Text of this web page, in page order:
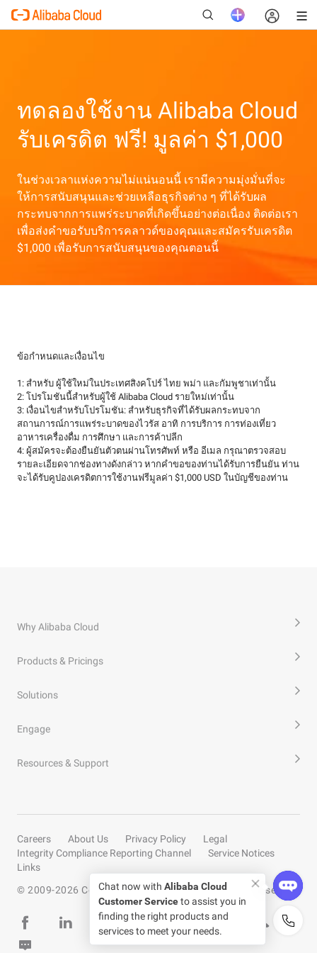
ทดลองใช้งาน Alibaba Cloud
รับเครดิต ฟรี! มูลค่า $1,000
ในช่วงเวลาแห่งความไม่แน่นอนนี้ เรามีความมุ่งมั่นที่จะ
ให้การสนับสนุนและช่วยเหลือธุรกิจต่าง ๆ ที่ได้รับผล
กระทบจากการแพร่ระบาดที่เกิดขึ้นอย่างต่อเนื่อง ติดต่อเรา
เพื่อส่งคำขอรับบริการคลาวด์ของคุณและสมัครรับเครดิต
$1,000 เพื่อรับการสนับสนุนของคุณตอนนี้
ข้อกำหนดและเงื่อนไข
1: สำหรับ ผู้ใช้ใหม่ในประเทศสิงคโปร์ ไทย พม่า และกัมพูชาเท่านั้น
2: โปรโมชันนี้สำหรับผู้ใช้ Alibaba Cloud รายใหม่เท่านั้น
3: เงื่อนไขสำหรับโปรโมชัน: สำหรับธุรกิจที่ได้รับผลกระทบจาก
สถานการณ์การแพร่ระบาดของไวรัส อาทิ การบริการ การท่องเที่ยว
อาหารเครื่องดื่ม การศึกษา และการค้าปลีก
4: ผู้สมัครจะต้องยืนยันตัวตนผ่านโทรศัพท์ หรือ อีเมล กรุณาตรวจสอบ
รายละเอียดจากช่องทางดังกล่าว หากคำขอของท่านได้รับการยืนยัน ท่าน
จะได้รับคูปองเครดิตการใช้งานฟรีมูลค่า $1,000 USD ในบัญชีของท่าน
Why Alibaba Cloud
Products & Pricings
Solutions
Engage
Resources & Support
Careers About Us Privacy Policy
Legal
Integrity Compliance Reporting Channel
Service Notices
Links
© 2009-2026 Copyright by Alibaba Cloud All rights reserved
Chat now with Alibaba Cloud
Customer Serviceto assist you in
finding the right products and
services to meet your needs.